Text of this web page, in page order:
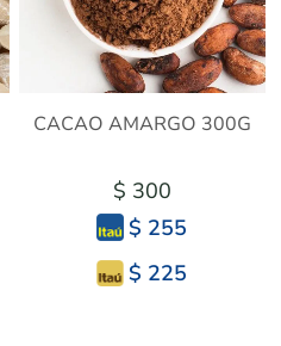
CACAO AMARGO 300G
$ 300
$ 255
$ 225